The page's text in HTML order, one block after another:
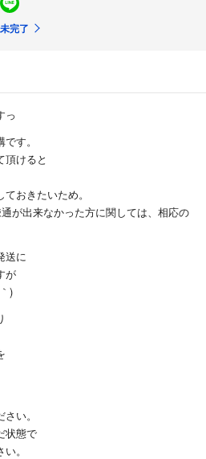
完了
っ
す。
頂けると
おきたいため。
が出来なかった方に関しては、相応の
送に
が
)
い。
状態で
。